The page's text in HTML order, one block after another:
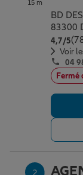
Assurance
Prévoyance
Assurance
Protection
Protection
Épargne & retraite
Plan
Assurance
Placements
Vos projets
Partir en
Déménager
Conseil
Outre-mer
15 m
BD
83300
4,7/5Note
Voir
04
Fermé
2